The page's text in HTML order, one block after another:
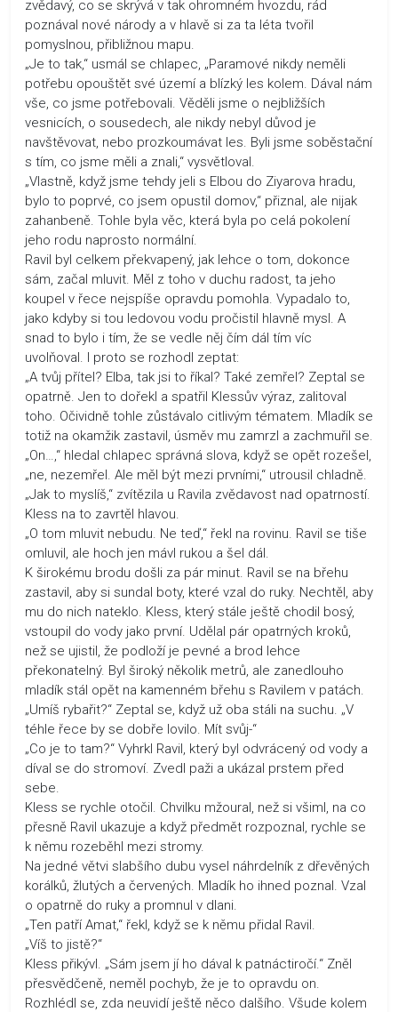
zvědavý, co se skrývá v tak ohromném hvozdu, rád
poznával nové národy a v hlavě si za ta léta tvořil
pomyslnou, přibližnou mapu.
„Je to tak,“ usmál se chlapec, „Paramové nikdy neměli
potřebu opouštět své území a blízký les kolem. Dával nám
vše, co jsme potřebovali. Věděli jsme o nejbližších
vesnicích, o sousedech, ale nikdy nebyl důvod je
navštěvovat, nebo prozkoumávat les. Byli jsme soběstační
s tím, co jsme měli a znali,“ vysvětloval.
„Vlastně, když jsme tehdy jeli s Elbou do Ziyarova hradu,
bylo to poprvé, co jsem opustil domov,“ přiznal, ale nijak
zahanbeně. Tohle byla věc, která byla po celá pokolení
jeho rodu naprosto normální.
Ravil byl celkem překvapený, jak lehce o tom, dokonce
sám, začal mluvit. Měl z toho v duchu radost, ta jeho
koupel v řece nejspíše opravdu pomohla. Vypadalo to,
jako kdyby si tou ledovou vodu pročistil hlavně mysl. A
snad to bylo i tím, že se vedle něj čím dál tím víc
uvolňoval. I proto se rozhodl zeptat:
„A tvůj přítel? Elba, tak jsi to říkal? Také zemřel? Zeptal se
opatrně. Jen to dořekl a spatřil Klessův výraz, zalitoval
toho. Očividně tohle zůstávalo citlivým tématem. Mladík se
totiž na okamžik zastavil, úsměv mu zamrzl a zachmuřil se.
„On…,“ hledal chlapec správná slova, když se opět rozešel,
„ne, nezemřel. Ale měl být mezi prvními,“ utrousil chladně.
„Jak to myslíš,“ zvítězila u Ravila zvědavost nad opatrností.
Kless na to zavrtěl hlavou.
„O tom mluvit nebudu. Ne teď,“ řekl na rovinu. Ravil se tiše
omluvil, ale hoch jen mávl rukou a šel dál.
K širokému brodu došli za pár minut. Ravil se na břehu
zastavil, aby si sundal boty, které vzal do ruky. Nechtěl, aby
mu do nich nateklo. Kless, který stále ještě chodil bosý,
vstoupil do vody jako první. Udělal pár opatrných kroků,
než se ujistil, že podloží je pevné a brod lehce
překonatelný. Byl široký několik metrů, ale zanedlouho
mladík stál opět na kamenném břehu s Ravilem v patách.
„Umíš rybařit?“ Zeptal se, když už oba stáli na suchu. „V
téhle řece by se dobře lovilo. Mít svůj-“
„Co je to tam?“ Vyhrkl Ravil, který byl odvrácený od vody a
díval se do stromoví. Zvedl paži a ukázal prstem před
sebe.
Kless se rychle otočil. Chvilku mžoural, než si všiml, na co
přesně Ravil ukazuje a když předmět rozpoznal, rychle se
k němu rozeběhl mezi stromy.
Na jedné větvi slabšího dubu vysel náhrdelník z dřevěných
korálků, žlutých a červených. Mladík ho ihned poznal. Vzal
o opatrně do ruky a promnul v dlani.
„Ten patří Amat,“ řekl, když se k němu přidal Ravil.
„Víš to jistě?“
Kless přikývl. „Sám jsem jí ho dával k patnáctiročí.“ Zněl
přesvědčeně, neměl pochyb, že je to opravdu on.
Rozhlédl se, zda neuvidí ještě něco dalšího. Všude kolem